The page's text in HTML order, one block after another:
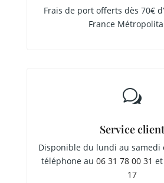
Frais de port offerts dès 70€
France
w
Service client
Disponible du lundi au samedi
téléphone au06 31 78 00 31
17